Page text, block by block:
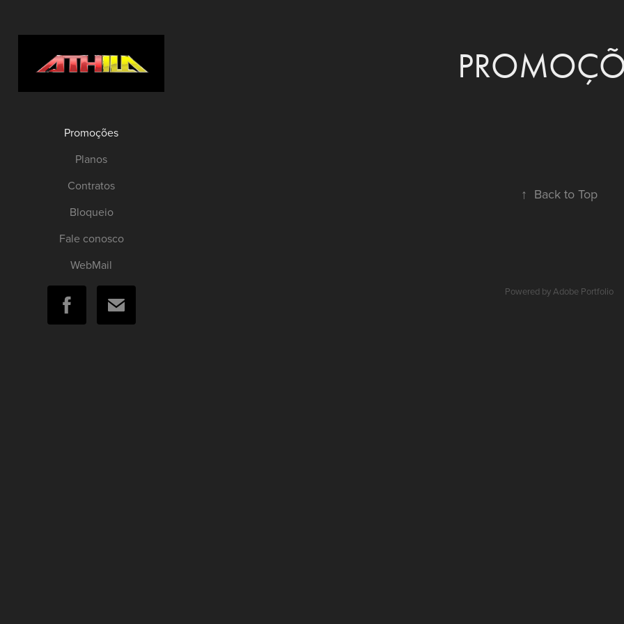
Promoções
Planos
Contratos
Bloqueio
Fale conosco
WebMail
↑ Back to Top
Powered byAdobe Portfolio